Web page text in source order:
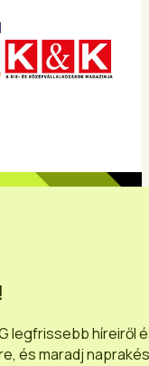
legfrissebb híreiről
és maradj